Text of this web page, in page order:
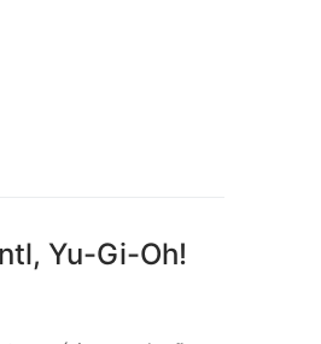
Yu-Gi-Oh!